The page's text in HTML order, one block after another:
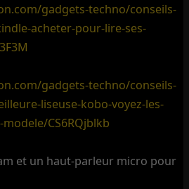
gadgets-techno/conseils-
acheter-pour-lire-ses-
gadgets-techno/conseils-
liseuse-kobo-voyez-les-
CS6RQjblkb
et un haut-parleur micro pour